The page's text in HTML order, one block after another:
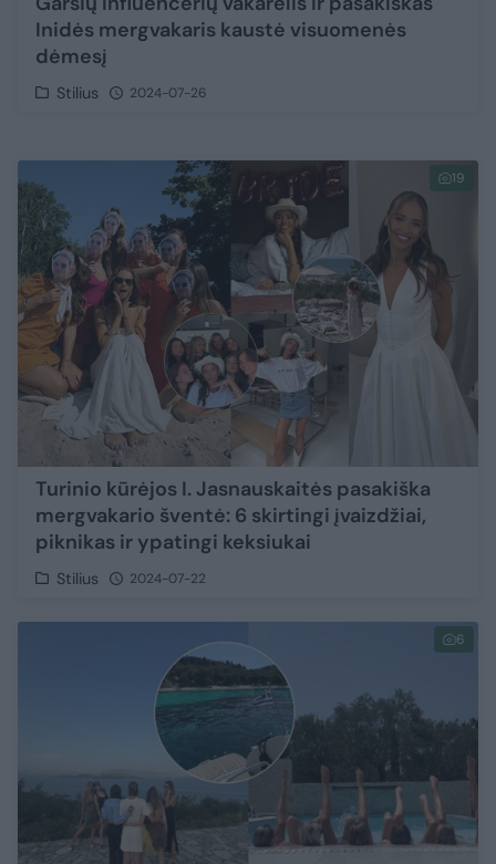
Inidės mergvakaris kaustė visuomenės
dėmesį
Stilius 2024-07-26
19
Turinio kūrėjos I. Jasnauskaitės pasakiška
mergvakario šventė: 6 skirtingi įvaizdžiai,
piknikas ir ypatingi keksiukai
Stilius 2024-07-22
6